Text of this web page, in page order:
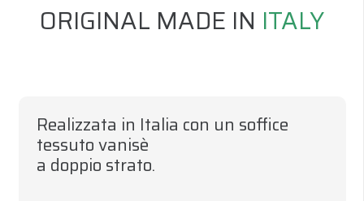
LUNGA
ORIGINAL MADE IN ITALY
Realizzata in Italia con un soffice
tessuto vanisè
a doppio strato.